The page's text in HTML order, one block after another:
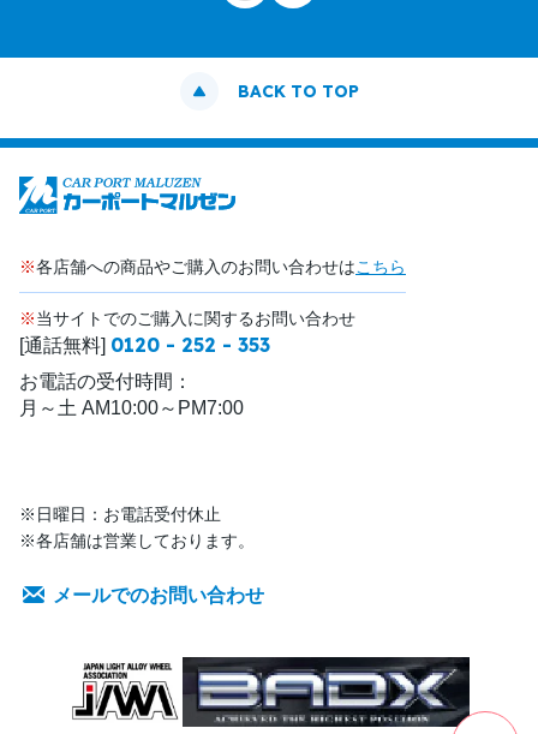
BACK TO TOP
※各店舗への商品やご購入のお問い合わせはこちら
※当サイトでのご購入に関するお問い合わせ
[通話無料] 0120 - 252 - 353
お電話の受付時間：
月～土 AM10:00～PM7:00
※日曜日：お電話受付休止
※各店舗は営業しております。
メールでのお問い合わせ